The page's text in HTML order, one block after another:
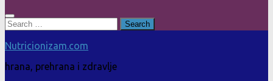
Search
for:
Nutricionizam.com
hrana, prehrana i zdravlje